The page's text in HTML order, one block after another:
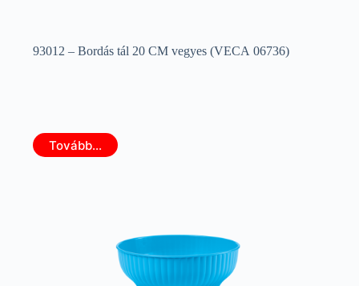
93012 – Bordás tál 20 CM vegyes (VECA 06736)
Tovább...